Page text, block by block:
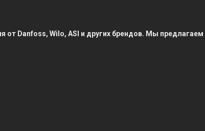
Danfoss, Wilo, ASI и других брендов. Мы